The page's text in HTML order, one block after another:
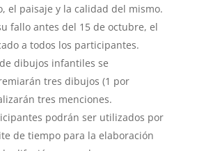
el paisaje y la calidad del mismo.
fallo antes del 15 de octubre, el
a todos los participantes.
dibujos infantiles se
tres dibujos (1 por
tres menciones.
podrán ser utilizados por
de tiempo para la elaboración